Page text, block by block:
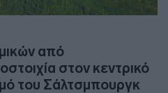
από
στον κεντρικό
του Σάλτσμπουργκ